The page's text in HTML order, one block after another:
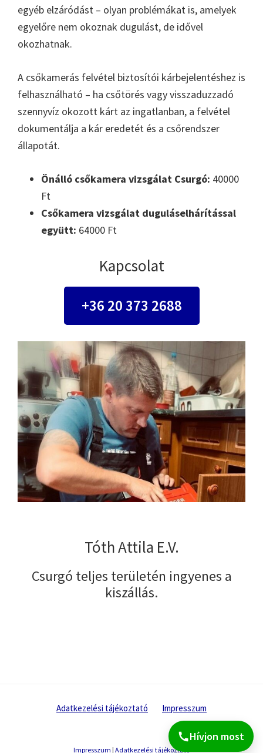
egyéb elzáródást – olyan problémákat is, amelyek
egyelőre nem okoznak dugulást, de idővel
okozhatnak.
A csőkamerás felvétel biztosítói kárbejelentéshez is
felhasználható – ha csőtörés vagy visszaduzzadó
szennyvíz okozott kárt az ingatlanban, a felvétel
dokumentálja a kár eredetét és a csőrendszer
állapotát.
Önálló csőkamera vizsgálat Csurgó: 40000
Ft
Csőkamera vizsgálat duguláselhárítással
együtt: 64000 Ft
Kapcsolat
+36 20 373 2688
Tóth Attila E.V.
Csurgó teljes területén ingyenes a
kiszállás.
Hívjon most
Adatkezelési tájékoztató Impresszum
Impresszum | Adatkezelési tájékoztató